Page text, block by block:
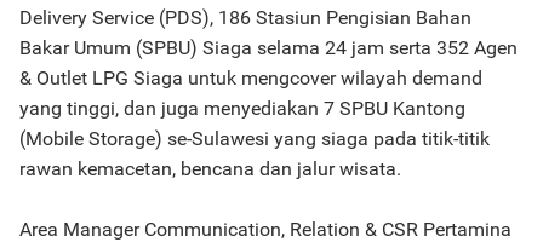
Delivery Service (PDS), 186 Stasiun Pengisian Bahan
Bakar Umum (SPBU) Siaga selama 24 jam serta 352 Agen
& Outlet LPG Siaga untuk mengcover wilayah demand
yang tinggi, dan juga menyediakan 7 SPBU Kantong
(Mobile Storage) se-Sulawesi yang siaga pada titik-titik
rawan kemacetan, bencana dan jalur wisata.
Area Manager Communication, Relation & CSR Pertamina